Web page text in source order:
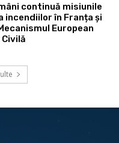
continuă misiunile
incendiilor în Franța și
European